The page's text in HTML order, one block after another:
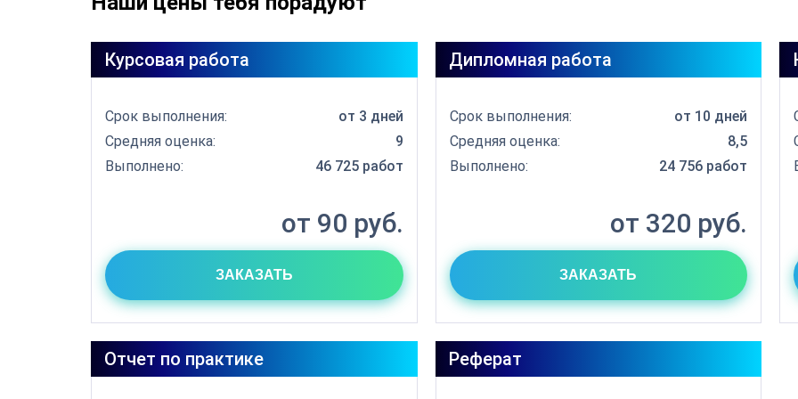
Курсовая работа
Срок выполнения:
от 3 дней
Средняя оценка:
9
Выполнено:
46 725 работ
от 90 руб.
ЗАКАЗАТЬ
Дипломная работа
Срок выполнения:
от 10 дней
Средняя оценка:
8,5
Выполнено:
24 756 работ
от 320 руб.
ЗАКАЗАТЬ
Отчет по практике Реферат